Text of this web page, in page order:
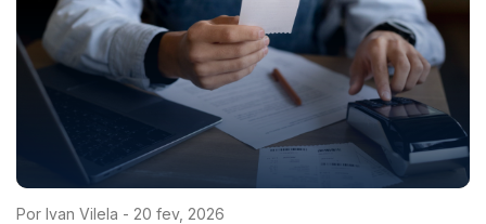
Por Ivan Vilela - 20 fev, 2026